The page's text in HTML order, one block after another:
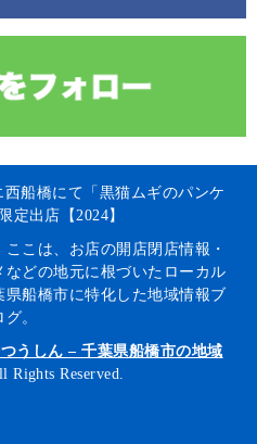
船橋にて「黒猫ムギのパンケ
定出店【2024】
こは、お店の開店閉店情報・
どの地元に根づいたローカル
船橋市に特化した地域情報ブ
グ。
うしん – 千葉県船橋市の地域
Rights Reserved.